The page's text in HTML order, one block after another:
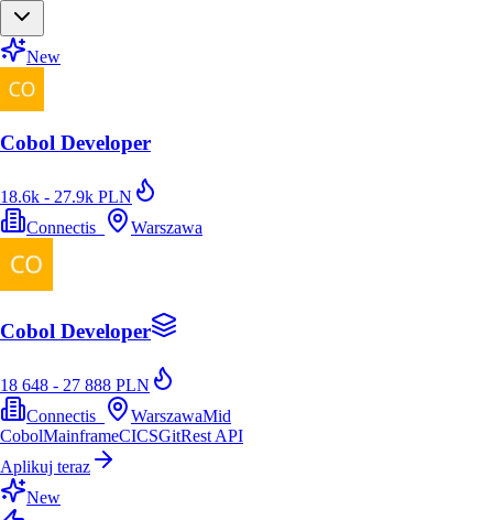
New
Cobol Developer
18.6k - 27.9k PLN
Connectis_
Warszawa
Cobol Developer
18 648 - 27 888 PLN
Connectis_
WarszawaMid
CobolMainframeCICSGitRest API
Aplikuj teraz
New